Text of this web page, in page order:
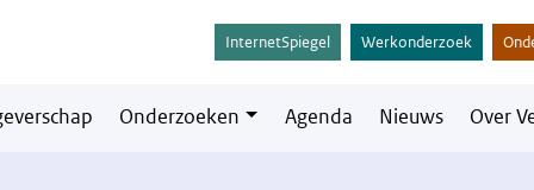
InternetSpiegel Werkonderzoek
Onderzoeken Agenda Nieuws Over